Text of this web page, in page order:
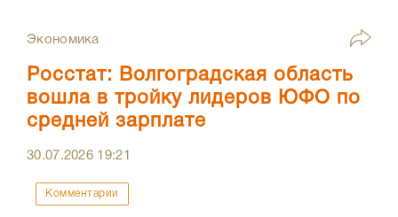
Экономика
Росстат: Волгоградская область
вошла в тройку лидеров ЮФО по
средней зарплате
30.07.2026 19:21
Комментарии